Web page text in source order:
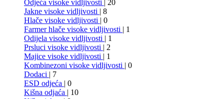
Odjeća visoke vidljivosti | 20
Jakne visoke vidljivosti | 8
Hlače visoke vidljivosti | 0
Farmer hlače visoke vidljivosti | 1
Odijela visoke vidljivosti | 1
Prsluci visoke vidljivosti | 2
Majice visoke vidljivosti | 1
Kombinezoni visoke vidljivosti | 0
Dodaci | 7
ESD odjeća | 0
Kišna odjaća | 10